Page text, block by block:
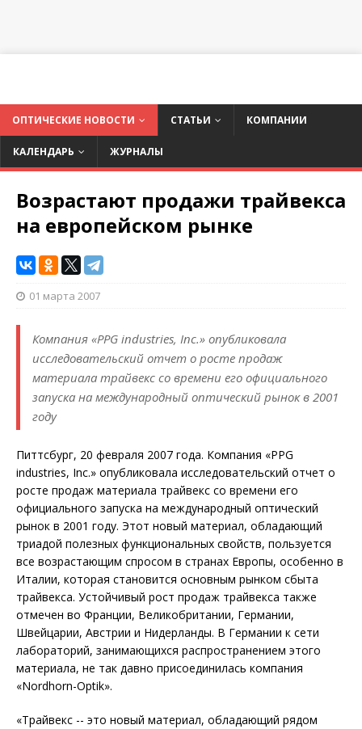
ОПТИЧЕСКИЕ НОВОСТИ СТАТЬИ КОМПАНИИ
КАЛЕНДАРЬ ЖУРНАЛЫ
Возрастают продажи трайвекса
на европейском рынке
01 марта 2007
Компания «PPG industries, Inc.» опубликовала
исследовательский отчет о росте продаж
материала трайвекс со времени его официального
запуска на международный оптический рынок в 2001
году
Питтсбург, 20 февраля 2007 года. Компания «PPG
industries, Inc.» опубликовала исследовательский отчет о
росте продаж материала трайвекс со времени его
официального запуска на международный оптический
рынок в 2001 году. Этот новый материал, обладающий
триадой полезных функциональных свойств, пользуется
все возрастающим спросом в странах Европы, особенно в
Италии, которая становится основным рынком сбыта
трайвекса. Устойчивый рост продаж трайвекса также
отмечен во Франции, Великобритании, Германии,
Швейцарии, Австрии и Нидерланды. В Германии к сети
лабораторий, занимающихся распространением этого
материала, не так давно присоединилась компания
«Nordhorn-Optik».
«Трайвекс -- это новый материал, обладающий рядом